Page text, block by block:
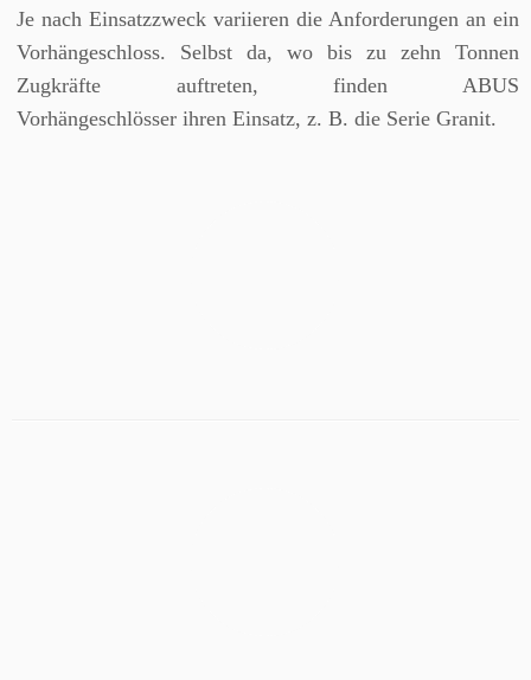
Je nach Einsatzzweck variieren die Anforderungen an ein
Vorhängeschloss. Selbst da, wo bis zu zehn Tonnen
Zugkräfte auftreten, finden ABUS
Vorhängeschlösser ihren Einsatz, z. B. die Serie Granit.